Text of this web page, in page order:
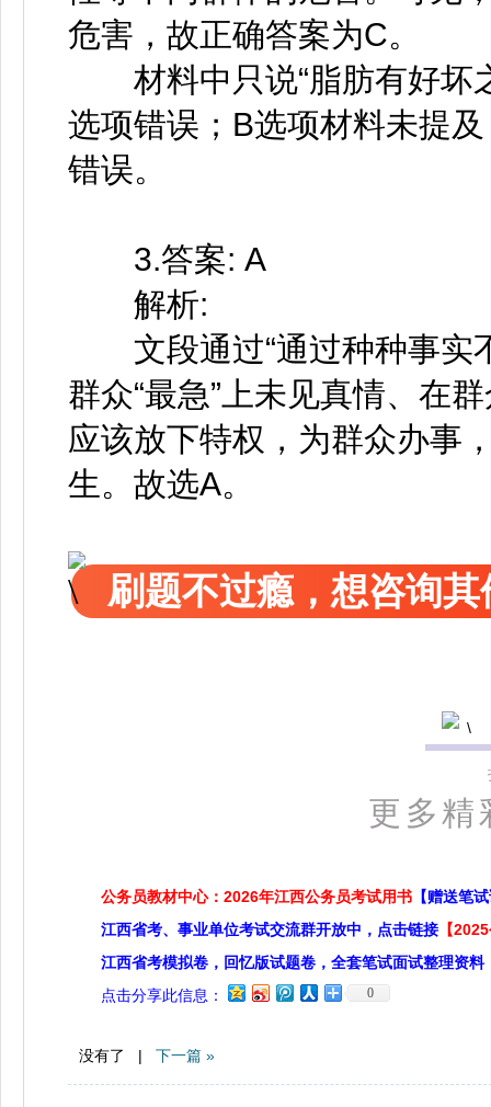
危害，故正确答案为C。
材料中只说“脂肪有好坏
选项错误；B选项材料未提
错误。
3.答案: A
解析:
文段通过“通过种种事实不
群众“最急”上未见真情、在
应该放下特权，为群众办事
生。故选A。
刷题不过瘾，想咨询
更多精
公务员教材中心：2026年江西公务员考试用书 【赠送笔
江西省考、事业单位考试交流群开放中，点击链接 【
江西省考模拟卷，回忆版试题卷，全套笔试面试整理资料
点击分享此信息：
0
没有了 | 下一篇 »